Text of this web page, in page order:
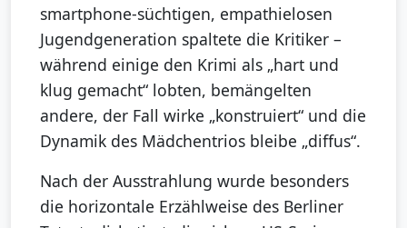
smartphone-süchtigen, empathielosen
Jugendgeneration spaltete die Kritiker –
während einige den Krimi als „hart und
klug gemacht“ lobten, bemängelten
andere, der Fall wirke „konstruiert“ und die
Dynamik des Mädchentrios bleibe „diffus“.
Nach der Ausstrahlung wurde besonders
die horizontale Erzählweise des Berliner